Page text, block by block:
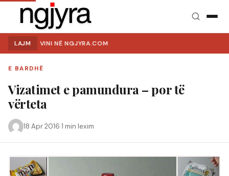
LAJM
MIRË SE VINI NË NGJYRA.COM
E BARDHË
Vizatimet e pamundura – por të
vërteta
18 Apr 2016·1 min lexim